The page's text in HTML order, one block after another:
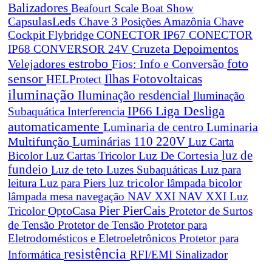
Balizadores Beafourt Scale Boat Show
CapsulasLeds Chave 3 Posições Amazônia Chave
Cockpit Flybridge CONECTOR IP67 CONECTOR
IP68 CONVERSOR 24V Cruzeta Depoimentos
Velejadores estrobo Fios: Info e Conversão foto
sensor HELProtect Ilhas Fotovoltaicas
iluminação Iluminação resdencial Iluminação
Subaquática Interferencia IP66 Liga Desliga
automaticamente Luminaria de centro Luminaria
Multifunção Luminárias 110 220V Luz Carta
BicolorLuz Cartas TricolorLuz De Cortesia luz de
fundeio Luz de teto Luzes Subaquáticas Luz para
leitura Luz para Piers luz tricolor lâmpada bicolor
lâmpada mesa navegação NAV XXI NAV XXI Luz
TricolorOptoCasa Pier PierCais Protetor de Surtos
de Tensão Protetor de Tensão Protetor para
Eletrodomésticos e Eletroeletrônicos Protetor para
Informática resistência RFI/EMI Sinalizador